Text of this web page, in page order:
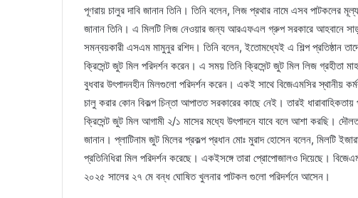
পূণরায় চালুর দাবি জানান তিনি। তিনি বলেন, লিজ প্রথার নামে এসব পাটকলের
জানান তিনি। এ মিলটি লিজ নেওয়ার জন্য আরএফএল গ্রুপ সরকারে আহবানে সাড়া
সমন্বয়কারী এসএম মামুনুর রশিদ। তিনি বলেন, ইতোমধ্যেই এ শিল্প প্রতিষ্ঠান
ক্রিসেন্ট জুট মিল পরিদর্শন করেন। এ সময় তিনি ক্রিসেন্ট জুট মিল লিজ গ্রহীতা
বুধবার উৎপাদনহীন মিলগুলো পরিদর্শন করেন। একই সাথে বিজেএমসির স্থানীয়
চালু করার কোন বিকল্প চিন্তা আপাতত সরকারের কাছে নেই। তারই
ক্রিসেন্ট জুট মিল আগামী ২/১ মাসের মধ্যে উৎপাদনে যাবে বলে আশা করছি।
জানান। প্লাটিনাম জুট মিলের প্রকল্প প্রধান মোঃ মুরাদ হোসেন বলেন, মিলটি
প্রতিনিধিরা মিল পরিদর্শন করেছে। একইসঙ্গে তারা প্রোপোজালও দিয়েছে।
২০২৫ সালের ২৭ মে বন্ধ ঘোষিত খুলনার পাটকল গুলো পরিদর্শনে আসেন।